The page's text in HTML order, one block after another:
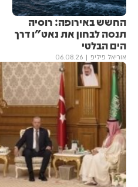
החשש באירופה: רוסיה
תנסה לבחון את נאט"ו דרך
הים הבלטי
אוריאל פיליפ 06.08.26